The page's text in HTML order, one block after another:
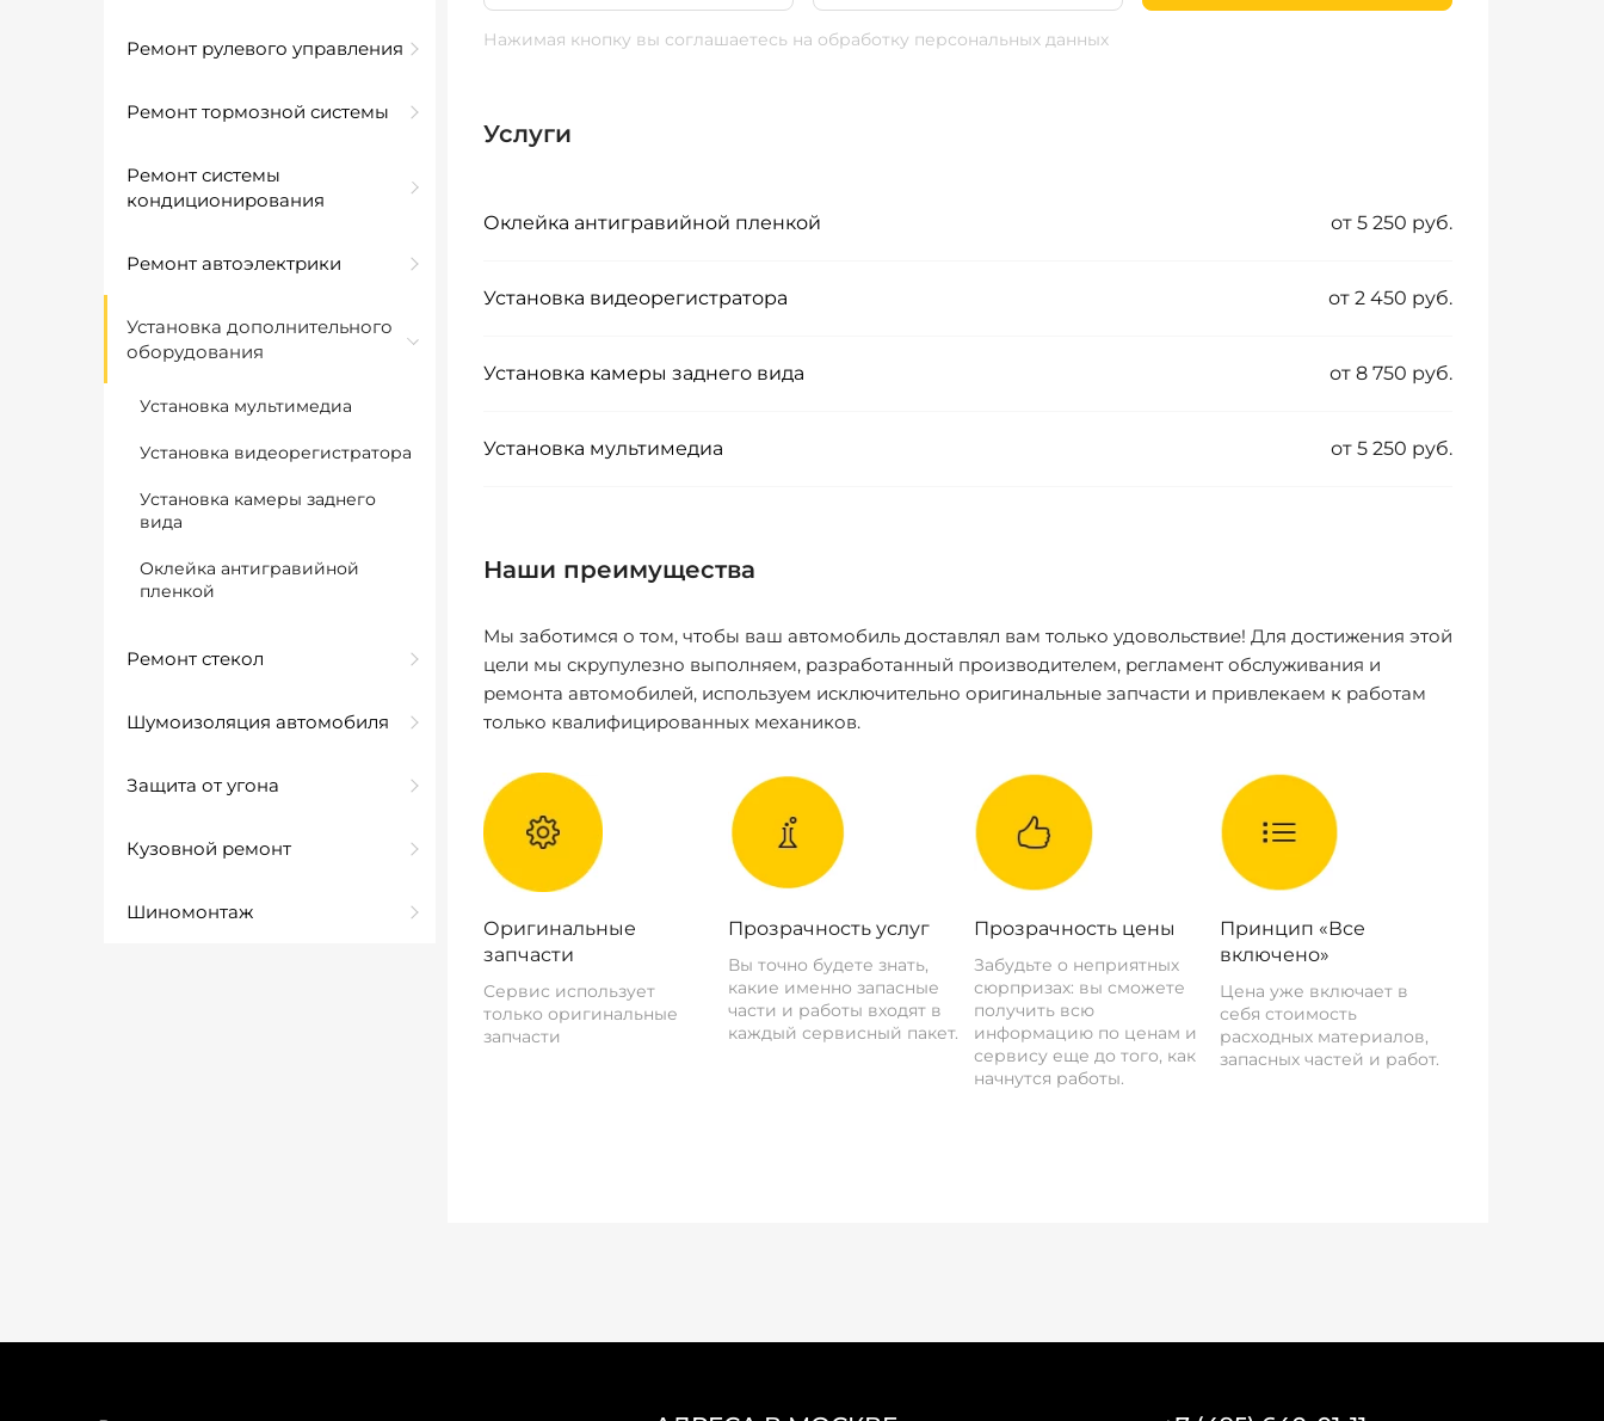
Ремонт рулевого управления
Ремонт тормозной системы
Ремонт системы
кондиционирования
Ремонт автоэлектрики
Установка дополнительного
оборудования
Установка мультимедиа
Установка видеорегистратора
Установка камеры заднего
вида
Оклейка антигравийной
пленкой
Ремонт стекол
Шумоизоляция автомобиля
Защита от угона
Кузовной ремонт
Шиномонтаж
Нажимая кнопку вы соглашаетесь на обработку персональных данных
Услуги
Оклейка антигравийной пленкой от 5 250 руб.
Установка видеорегистратора от 2 450 руб.
Установка камеры заднего вида от 8 750 руб.
Установка мультимедиа от 5 250 руб.
Наши преимущества
Мы заботимся о том, чтобы ваш автомобиль доставлял вам только удовольствие! Для достижения этой
цели мы скрупулезно выполняем, разработанный производителем, регламент обслуживания и
ремонта автомобилей, используем исключительно оригинальные запчасти и привлекаем к работам
только квалифицированных механиков.
Оригинальные
запчасти
Сервис использует
только оригинальные
запчасти
Прозрачность услуг
Вы точно будете знать,
какие именно запасные
части и работы входят в
каждый сервисный пакет.
Прозрачность цены
Забудьте о неприятных
сюрпризах: вы сможете
получить всю
информацию по ценам и
сервису еще до того, как
начнутся работы.
Принцип «Все
включено»
Цена уже включает в
себя стоимость
расходных материалов,
запасных частей и работ.